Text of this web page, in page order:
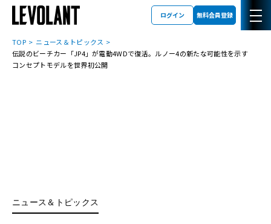
ログイン 無料会員登録
TOP
ニュース＆トピックス
伝説のビーチカー「JP4」が電動4WDで復活。ルノー4の新たな可能性を示す
コンセプトモデルを世界初公開
ニュース＆トピックス